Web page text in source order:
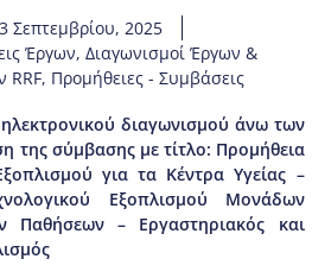
Σεπτεμβρίου, 2025
Έργων, Διαγωνισμοί Έργων &
RRF, Προμήθειες - Συμβάσεις
διαγωνισμού άνω των
της σύμβασης με τίτλο: Προμήθεια
για τα Κέντρα Υγείας –
Εξοπλισμού Μονάδων
Παθήσεων – Εργαστηριακός και